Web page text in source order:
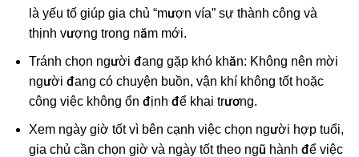
là yếu tố giúp gia chủ “mượn vía” sự thành công và
thịnh vượng trong năm mới.
Tránh chọn người đang gặp khó khăn: Không nên mời
người đang có chuyện buồn, vận khí không tốt hoặc
công việc không ổn định để khai trương.
Xem ngày giờ tốt vì bên cạnh việc chọn người hợp tuổi,
gia chủ cần chọn giờ và ngày tốt theo ngũ hành để việc